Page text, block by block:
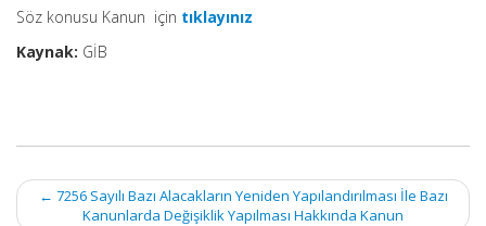
Söz konusu Kanun için tıklayınız
Kaynak: GİB
Post
navigation
← 7256 Sayılı Bazı Alacakların Yeniden Yapılandırılması İle Bazı
Kanunlarda Değişiklik Yapılması Hakkında Kanun